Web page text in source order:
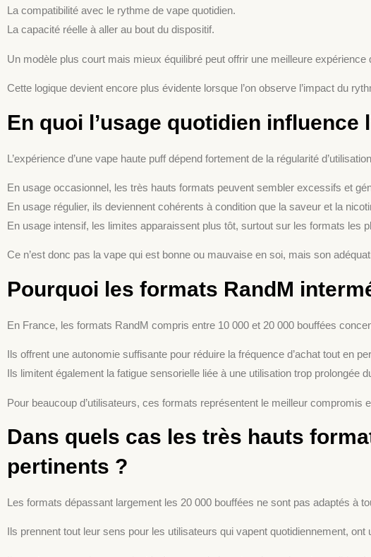
La compatibilité avec le rythme de vape quotidien.
La capacité réelle à aller au bout du dispositif.
Un modèle plus court mais mieux équilibré peut offrir une meilleure expérience
Cette logique devient encore plus évidente lorsque l’on observe l’impact du
En quoi l’usage quotidien
L’expérience d’une vape haute puff dépend fortement de la régularité
En usage occasionnel, les très hauts formats peuvent sembler excessifs et
En usage régulier, ils deviennent cohérents à condition que la saveur et la
En usage intensif, les limites apparaissent plus tôt, surtout sur les formats les
Ce n’est donc pas la vape qui est bonne ou mauvaise en soi, mais son
Pourquoi les formats RandM
En France, les formats RandM compris entre 10 000 et 20 000 bouffées
Ils offrent une autonomie suffisante pour réduire la fréquence d’achat tout en
Ils limitent également la fatigue sensorielle liée à une utilisation trop prolongée
Pour beaucoup d’utilisateurs, ces formats représentent le meilleur compromis
Dans quels cas les très hauts
pertinents ?
Les formats dépassant largement les 20 000 bouffées ne sont pas adaptés à
Ils prennent tout leur sens pour les utilisateurs qui vapent quotidiennement,